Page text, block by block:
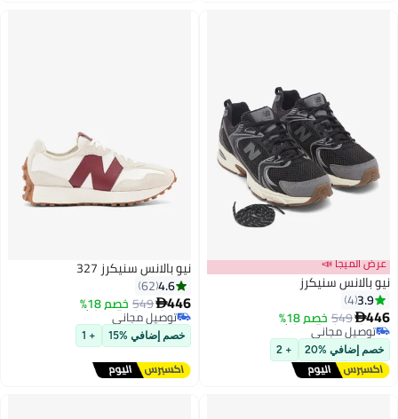
خصم 18%
يوم
يوم + 2
نيو بالانس سنيكرز 327
خصم 18%أقل سعر في 7 يوم
توصيل مجاني
أقل سعر في 7 يوم
خصم إضافي %15 + 1